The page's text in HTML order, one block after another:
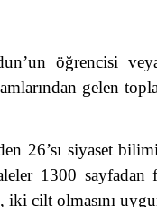
öğrencisi veya
gelen
26’sı siyaset
1300
iki cilt olmasını